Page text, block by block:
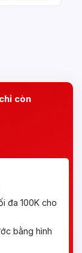
còn
đa 100K cho
bằng hình